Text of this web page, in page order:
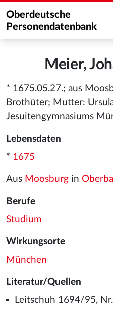
Oberdeutsche
Personendatenbank
Meier,
* 1675.05.27.; aus
Brothüter; Mutter:
Jesuitengymnasiums
Lebensdaten
* 1675
Aus Moosburg in
Berufe
Studium
Wirkungsorte
München
Literatur/Quellen
Leitschuh 1694/95,